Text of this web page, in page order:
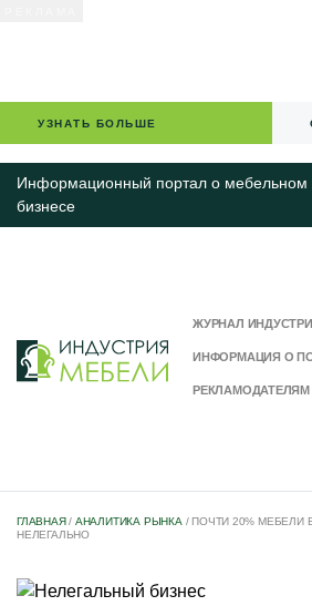
УЗНАТЬ БОЛЬШЕ
Информационный портал о мебельном
бизнесе
ЖУРНАЛ
ИНФОРМАЦИЯ О
РЕКЛАМОДАТЕЛЯМ
ГЛАВНАЯ/ АНАЛИТИКА РЫНКА /ПОЧТИ 20% МЕБЕЛИ
НЕЛЕГАЛЬНО